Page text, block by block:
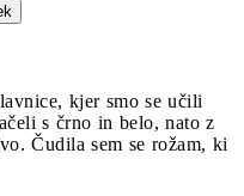
kjer smo se učili
s črno in belo, nato z
Čudila sem se rožam, ki